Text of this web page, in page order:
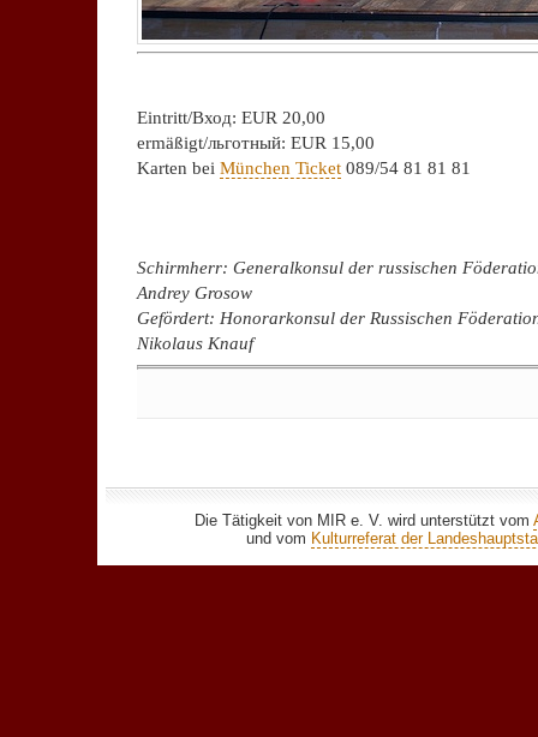
Eintritt/Вход: EUR 20,00
ermäßigt/льготный: EUR 15,00
Karten bei München Ticket089/54 81 81 81
Schirmherr: Generalkonsul der russischen
Andrey Grosow
Gefördert: Honorarkonsul der Russischen
Nikolaus Knauf
Die Tätigkeit von MIR e. V. wird unterstützt vom
und vom Kulturreferat der